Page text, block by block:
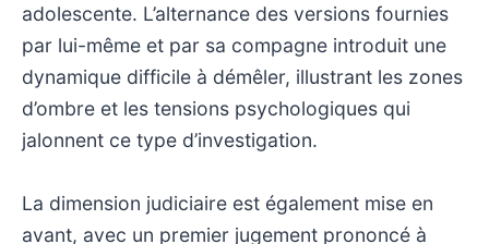
adolescente. L’alternance des versions fournies
par lui-même et par sa compagne introduit une
dynamique difficile à démêler, illustrant les zones
d’ombre et les tensions psychologiques qui
jalonnent ce type d’investigation.
La dimension judiciaire est également mise en
avant, avec un premier jugement prononcé à